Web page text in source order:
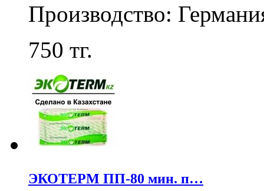
Производство:
750 тг.
ЭКОТЕРМ ПП-80 мин. п…